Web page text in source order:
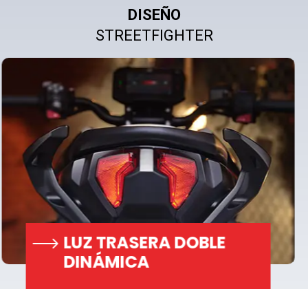
DISEÑO
STREETFIGHTER
RINES DE ALEACIÓN DE 8
RADIOS CON DOBLE
COLOR
Doble color para una doble mirada. Los
nuevos rines de aleación de la Apache
RTR 310 están diseñados para captar la
atención, reflejando el esquema de
colores dual de esta máquina de estilo
libre.